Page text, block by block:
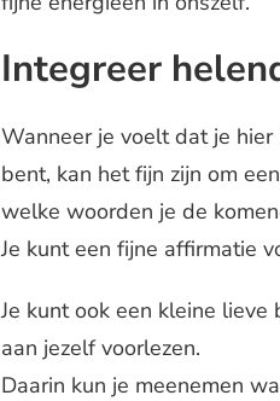
Integreer
Wanneer je voelt dat je
bent, kan het fijn zijn om
welke woorden je de
Je kunt een fijne affirmatie
Je kunt ook een kleine
aan jezelf voorlezen.
Daarin kun je meenemen